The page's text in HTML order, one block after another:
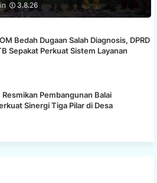
3.8.26
Bedah Dugaan Salah Diagnosis, DPRD
Sepakat Perkuat Sistem Layanan
Resmikan Pembangunan Balai
Sinergi Tiga Pilar di Desa